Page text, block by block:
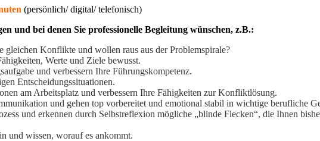
(persönlich/ digital/ telefonisch)
und bei denen Sie professionelle Begleitung wünschen, z.B.:
gleichen Konflikte und wollen raus aus der Problemspirale?
Werte und Ziele bewusst.
und verbessern Ihre Führungskompetenz.
Entscheidungssituationen.
am Arbeitsplatz und verbessern Ihre Fähigkeiten zur Konfliktlösung.
und gehen top vorbereitet und emotional stabil in wichtige berufliche
und erkennen durch Selbstreflexion mögliche „blinde Flecken“, die Ihnen
und wissen, worauf es ankommt.